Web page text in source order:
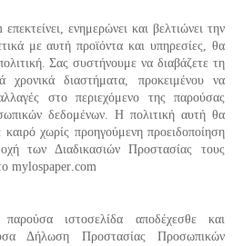
επεκτείνει, ενημερώνει και βελτιώνει την
με αυτή προϊόντα και υπηρεσίες, θα
Σας συστήνουμε να διαβάζετε τη
χρονικά διαστήματα, προκειμένου να
στο περιεχόμενο της παρούσας
δεδομένων. Η πολιτική αυτή θα
καιρό χωρίς προηγούμενη προειδοποίηση
των Διαδικασιών Προστασίας τους
mylospaper.com
ιστοσελίδα αποδέχεσθε και
Δήλωση Προστασίας Προσωπικών